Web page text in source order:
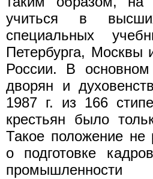
учиться в
специальных
Петербурга, Москвы
России. В
дворян и
1987 г. из 166
крестьян было
Такое положение не
о подготовке